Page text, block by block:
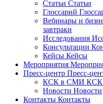
Статьи Статьи
Глоссарий
Вебинары и
завтраки
Исследования
Консультации
Кейсы Кейсы
Мероприятия
Пресс-центр Пресс-
КСК в СМИ
Новости Новости
Контакты Контакты